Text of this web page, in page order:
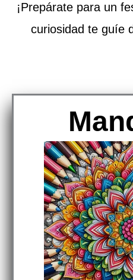
¡Prepárate para un
curiosidad te guíe